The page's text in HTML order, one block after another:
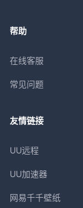
帮助
在线客服
常见问题
友情链接
UU远程
UU加速器
网易千千壁纸